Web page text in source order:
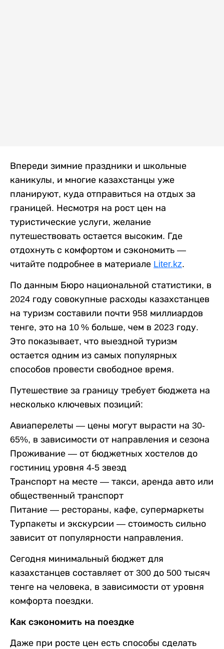
Впереди зимние праздники и школьные
каникулы, и многие казахстанцы уже
планируют, куда отправиться на отдых за
границей. Несмотря на рост цен на
туристические услуги, желание
путешествовать остается высоким. Где
отдохнуть с комфортом и сэкономить —
читайте подробнее в материале Liter.kz.
По данным Бюро национальной статистики, в
2024 году совокупные расходы казахстанцев
на туризм составили почти 958 миллиардов
тенге, это на 10 % больше, чем в 2023 году.
Это показывает, что выездной туризм
остается одним из самых популярных
способов провести свободное время.
Путешествие за границу требует бюджета на
несколько ключевых позиций:
Авиаперелеты — цены могут вырасти на 30-
65%, в зависимости от направления и сезона
Проживание — от бюджетных хостелов до
гостиниц уровня 4-5 звезд
Транспорт на месте — такси, аренда авто или
общественный транспорт
Питание — рестораны, кафе, супермаркеты
Турпакеты и экскурсии — стоимость сильно
зависит от популярности направления.
Сегодня минимальный бюджет для
казахстанцев составляет от 300 до 500 тысяч
тенге на человека, в зависимости от уровня
комфорта поездки.
Как сэкономить на поездке
Даже при росте цен есть способы сделать